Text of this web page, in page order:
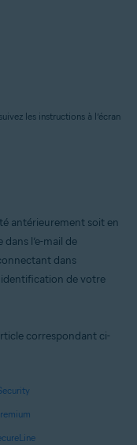
les instructions à l’écran
antérieurement soit en
l’e-mail de
dans
de votre
correspondant ci-